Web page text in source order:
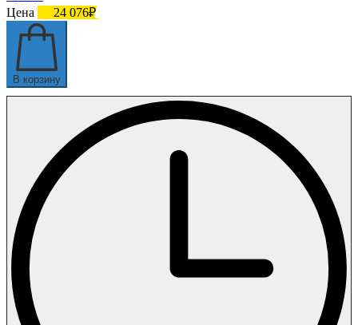
Цена
24 076₽
В корзину